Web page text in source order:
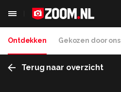
Ontdekken Gekozen door ons
Terug naar overzicht